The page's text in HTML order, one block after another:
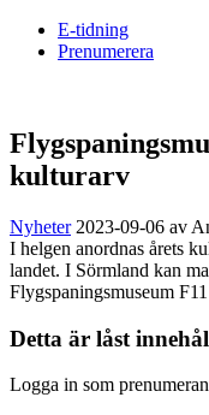
E-tidning
Prenumerera
kulturarv
Nyheter 2023-09-06 av
I helgen anordnas årets
landet. I Sörmland kan
Flygspaningsmuseum
Detta är låst
Logga in som